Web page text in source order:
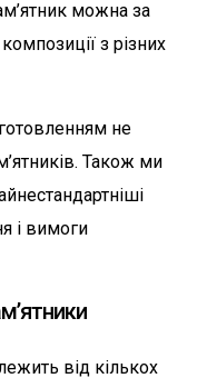
можна за
з різних
не
Також ми
і вимоги
від кількох